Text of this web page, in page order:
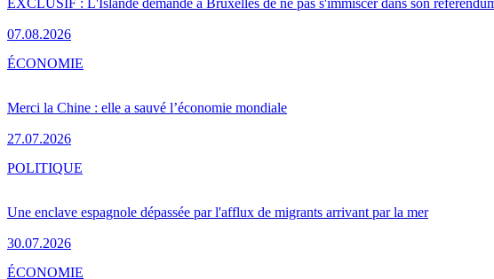
07.08.2026
Merci la Chine : elle a sauvé l’économie mondiale
27.07.2026
ÉCONOMIE
Une enclave espagnole dépassée par l'afflux de migrants arrivant par la mer
30.07.2026
POLITIQUE
ÉCONOMIE